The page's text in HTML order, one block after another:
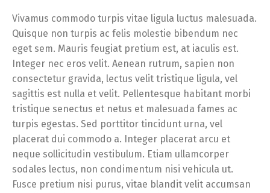
Vivamus commodo turpis vitae ligula luctus malesuada.
Quisque non turpis ac felis molestie bibendum nec
eget sem. Mauris feugiat pretium est, at iaculis est.
Integer nec eros velit. Aenean rutrum, sapien non
consectetur gravida, lectus velit tristique ligula, vel
sagittis est nulla et velit. Pellentesque habitant morbi
tristique senectus et netus et malesuada fames ac
turpis egestas. Sed porttitor tincidunt urna, vel
placerat dui commodo a. Integer placerat arcu et
neque sollicitudin vestibulum. Etiam ullamcorper
sodales lectus, non condimentum nisi vehicula ut.
Fusce pretium nisi purus, vitae blandit velit accumsan